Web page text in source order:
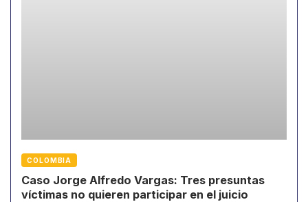
COLOMBIA
Caso Jorge Alfredo Vargas: Tres presuntas
víctimas no quieren participar en el juicio